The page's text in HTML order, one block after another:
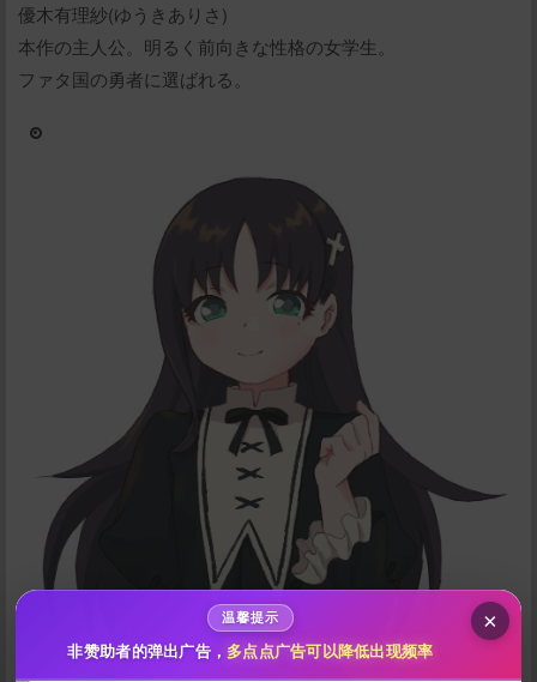
给新作限定打赏
50 分 100分
500分 自定义
優木有理紗(ゆうきありさ)
本作の主人公。明るく前向きな性格の女学生。
ファタ国の勇者に選ばれる。
秒传文本链接
点击全选
×
温馨提示
非赞助者的弹出广告， 多点点广告可以降低出现频率